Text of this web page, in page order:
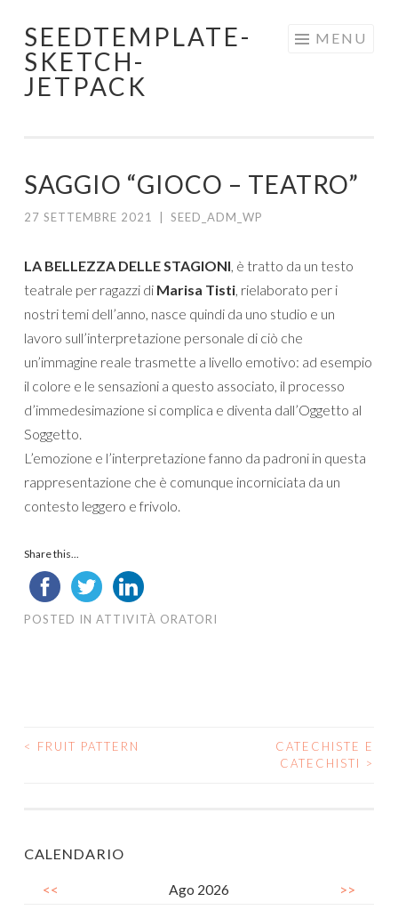
Skip
to
content
SEEDTEMPLATE-
SKETCH-
JETPACK
MENU
SAGGIO “GIOCO – TEATRO”
27 SETTEMBRE 2021 SEED_ADM_WP
LA BELLEZZA DELLE STAGIONI, è tratto da un testo
teatrale per ragazzi di Marisa Tisti, rielaborato per i
nostri temi dell’anno, nasce quindi da uno studio e un
lavoro sull’interpretazione personale di ciò che
un’immagine reale trasmette a livello emotivo: ad esempio
il colore e le sensazioni a questo associato, il processo
d’immedesimazione si complica e diventa dall’Oggetto al
Soggetto.
L’emozione e l’interpretazione fanno da padroni in questa
rappresentazione che è comunque incorniciata da un
contesto leggero e frivolo.
Share this...
POSTED IN ATTIVITÀ ORATORI
POST
< FRUIT PATTERN
CATECHISTE E
CATECHISTI
>
CALENDARIO
<< Ago 2026 >>